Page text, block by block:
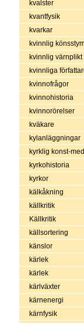
kvalster
kvantfysik
kvarkar
kvinnlig
kvinnlig värnplikt
kvinnliga
kvinnofrågor
kvinnohistoria
kvinnorörelser
kväkare
kylanläggningar
kyrklig konst-
kyrkohistoria
kyrkor
kälkåkning
källkritik
Källkritik
källsortering
känslor
kärlek
kärlek
kärlväxter
kärnenergi
kärnfysik